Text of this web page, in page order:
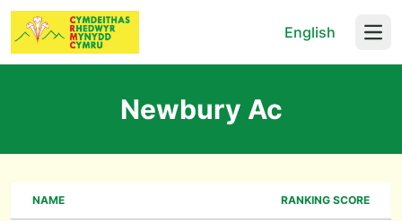
English
Newbury Ac
NAME RANKING SCORE